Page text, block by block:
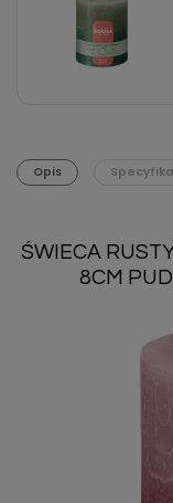
Opis
ŚWIECA
8CM